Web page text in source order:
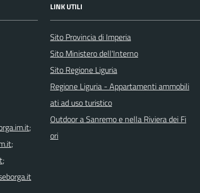
;
;
;
LINK UTILI
Sito Provincia di Imperia
Sito Ministero dell'Interno
Sito Regione Liguria
Regione Liguria - Appartamenti ammobili
ati ad uso turistico
Outdoor a Sanremo e nella Riviera dei Fi
ori